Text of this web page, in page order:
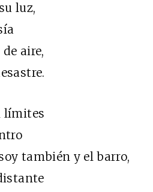
luz,
aire,
límites
también y el barro,